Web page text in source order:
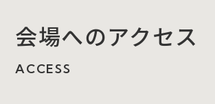
会場へのアクセス
ACCESS